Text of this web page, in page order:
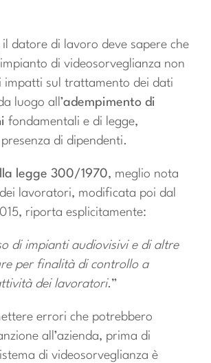
il datore di lavoro deve sapere che
impianto di videosorveglianza non
impatti sul trattamento dei dati
luogo all’adempimento di
fondamentali e di legge,
di dipendenti.
legge 300/1970, meglio nota
lavoratori, modificata poi dal
riporta esplicitamente:
di impianti audiovisivi e di altre
per finalità di controllo a
dei lavoratori.”
errori che potrebbero
all’azienda, prima di
di videosorveglianza è